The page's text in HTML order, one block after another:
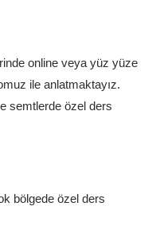
online veya yüz yüze
ile anlatmaktayız.
semtlerde özel ders
bölgede özel ders